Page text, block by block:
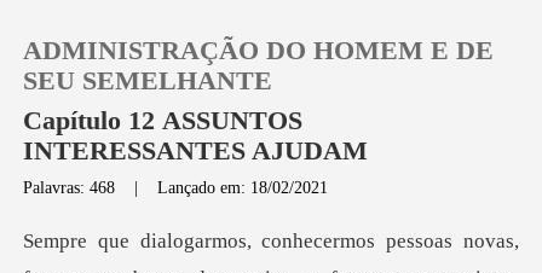
Loja
ADMINISTRAÇÃO DO HOMEM E DE
SEU SEMELHANTE
Capítulo 12 ASSUNTOS
INTERESSANTES AJUDAM
Palavras: 468 |Lançado em: 18/02/2021